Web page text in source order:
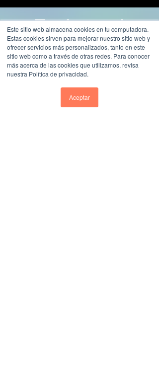
Este sitio web almacena cookies en tu computadora.
Estas cookies sirven para mejorar nuestro sitio web y
ofrecer servicios más personalizados, tanto en este
sitio web como a través de otras redes. Para conocer
más acerca de las cookies que utilizamos, revisa
nuestra Política de privacidad.
Aceptar
Try it now!